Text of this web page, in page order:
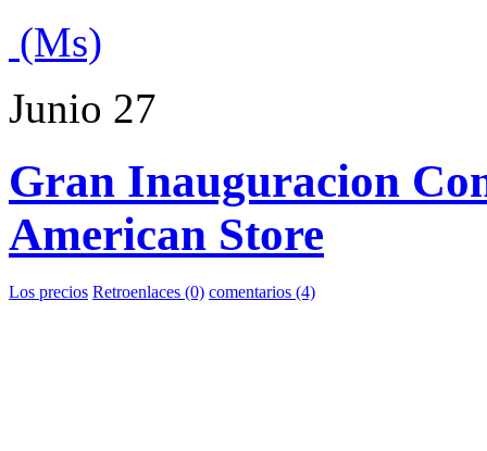
(Ms)
Junio 27
Gran Inauguracion
American Store
Los precios Retroenlaces (0) comentarios (4)